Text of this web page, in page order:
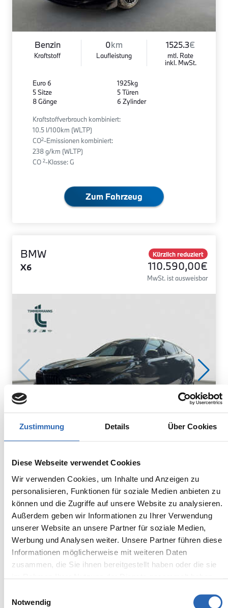
Zustimmung Details Über Cookies
Diese Webseite verwendet Cookies
Wir verwenden Cookies, um Inhalte und Anzeigen zu
personalisieren, Funktionen für soziale Medien anbieten zu
können und die Zugriffe auf unsere Website zu analysieren.
Außerdem geben wir Informationen zu Ihrer Verwendung
unserer Website an unsere Partner für soziale Medien,
Werbung und Analysen weiter. Unsere Partner führen diese
Informationen möglicherweise mit weiteren Daten
zusammen, die Sie ihnen bereitgestellt haben oder die sie
Notwendig
Benzin
Kraftstoff
0km
Laufleistung
1525.3€
mtl. Rate
inkl. MwSt.
Euro 6
5 Sitze
8 Gänge
1925kg
5 Türen
6 Zylinder
Kraftstoffverbrauch kombiniert:
10.5 l/100km (WLTP)
CO2-Emissionen kombiniert:
238 g/km (WLTP)
CO 2-Klasse: G
Zum Fahrzeug
BMW
X6
Kürzlich reduziert
110.590,00€
MwSt. ist ausweisbar
Diesel 0km
inkl. MwSt.
5 Sitze
8 Gänge
5 Türen
6 Zylinder
7.5 l/100km (WLTP)
CO2-Emissionen kombiniert:
196 g/km (WLTP)